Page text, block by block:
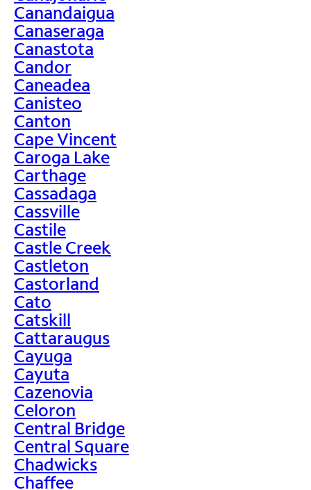
Canandaigua
Canaseraga
Canastota
Candor
Caneadea
Canisteo
Canton
Cape Vincent
Caroga Lake
Carthage
Cassadaga
Cassville
Castile
Castle Creek
Castleton
Castorland
Cato
Catskill
Cattaraugus
Cayuga
Cayuta
Cazenovia
Celoron
Central Bridge
Central Square
Chadwicks
Chaffee